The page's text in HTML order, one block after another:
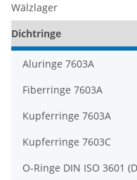
Wälzlager
Dichtringe
Aluringe 7603A
Fiberringe 7603A
Kupferringe 7603A
Kupferringe 7603C
O-Ringe DIN ISO 3601